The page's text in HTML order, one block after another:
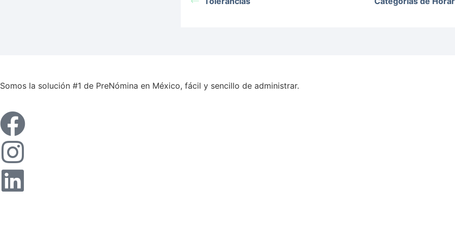
Somos la solución #1 de PreNómina en México, fácil y sencillo de administrar.